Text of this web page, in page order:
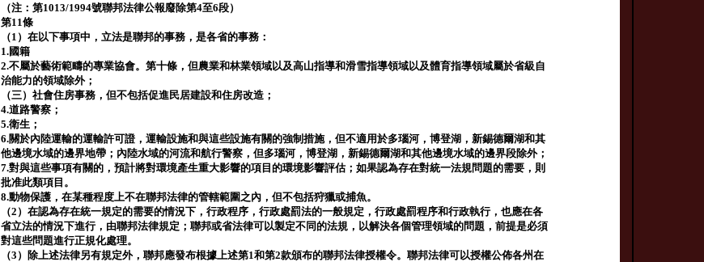
（注：第1013/1994號聯邦法律公報廢除第4至6段）
第11條
（1）在以下事項中，立法是聯邦的事務，是各省的事務：
1.國籍
2.不屬於藝術範疇的專業協會。第十條，但農業和林業領域以及高山指導和滑雪指導領域以及體育指導領域屬於省級自
治能力的領域除外；
（三）社會住房事務，但不包括促進民居建設和住房改造；
4.道路警察；
5.衛生；
6.關於內陸運輸的運輸許可證，運輸設施和與這些設施有關的強制措施，但不適用於多瑙河，博登湖，新錫德爾湖和其
他邊境水域的邊界地帶；內陸水域的河流和航行警察，但多瑙河，博登湖，新錫德爾湖和其他邊境水域的邊界段除外；
7.對與這些事項有關的，預計將對環境產生重大影響的項目的環境影響評估；如果認為存在對統一法規問題的需要，則
批准此類項目。
8.動物保護，在某種程度上不在聯邦法律的管轄範圍之內，但不包括狩獵或捕魚。
（2）在認為存在統一規定的需要的情況下，行政程序，行政處罰法的一般規定，行政處罰程序和行政執行，也應在各
省立法的情況下進行，由聯邦法律規定；聯邦或省法律可以製定不同的法規，以解決各個管理領域的問題，前提是必須
對這些問題進行正規化處理。
（3）除上述法律另有規定外，聯邦應發布根據上述第1和第2款頒布的聯邦法律授權令。聯邦法律可以授權公佈各州在